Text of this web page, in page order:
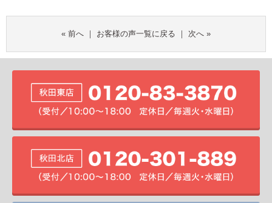
« 前へ ｜ お客様の声一覧に戻る ｜ 次へ »